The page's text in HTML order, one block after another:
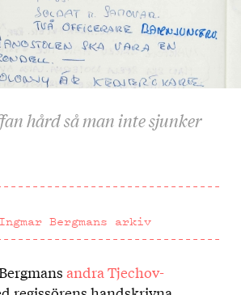
hård så man inte sjunker
Bergmans arkiv
andra Tjechov-